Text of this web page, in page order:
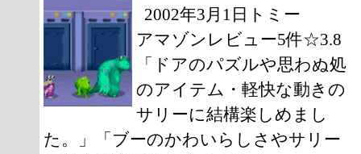
2002年3月1日トミー
アマゾンレビュー5件☆3.8
「ドアのパズルや思わぬ処
のアイテム・軽快な動きの
サリーに結構楽しめまし
た。」「ブーのかわいらしさやサリー